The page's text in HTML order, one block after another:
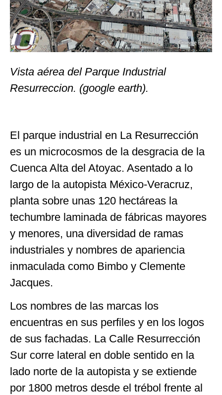
Vista aérea del Parque Industrial
Resurreccion. (google earth).
El parque industrial en La Resurrección
es un microcosmos de la desgracia de la
Cuenca Alta del Atoyac. Asentado a lo
largo de la autopista México-Veracruz,
planta sobre unas 120 hectáreas la
techumbre laminada de fábricas mayores
y menores, una diversidad de ramas
industriales y nombres de apariencia
inmaculada como Bimbo y Clemente
Jacques.
Los nombres de las marcas los
encuentras en sus perfiles y en los logos
de sus fachadas. La Calle Resurrección
Sur corre lateral en doble sentido en la
lado norte de la autopista y se extiende
por 1800 metros desde el trébol frente al